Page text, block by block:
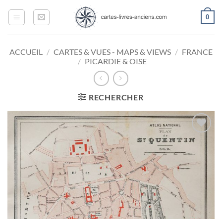
0
ACCUEIL / CARTES & VUES - MAPS & VIEWS / FRANCE
/ PICARDIE & OISE
RECHERCHER
Ajouter